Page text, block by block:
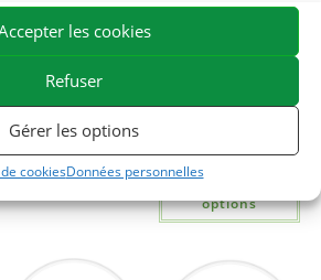
les cookies
Refuser
Gérer les options
cookiesDonnées personnelles
Curcuma + MSM –
Souplesse
articulaire cheval
Ajouter au
panier
Système
– Mélange de
Choix des
options